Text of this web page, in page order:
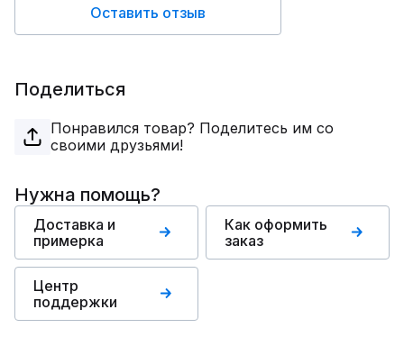
Оставить отзыв
Поделиться
Понравился товар? Поделитесь им со
своими друзьями!
Нужна помощь?
Доставка и
примерка
Как оформить
заказ
Центр
поддержки